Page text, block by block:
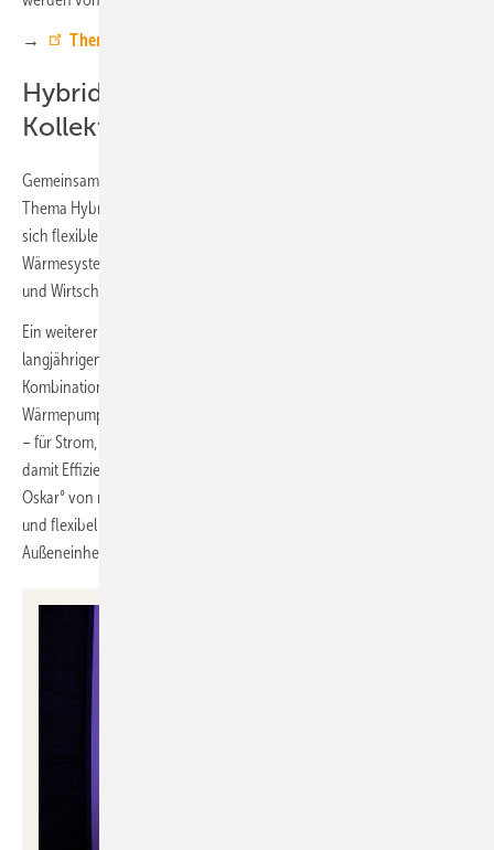
→ Themen, Termine und Anmeldung
Hybrides Heizen und PVT-
Kollektoren im Fokus
Gemeinsam mit der Firma Tyczka Energy wird ein neues Webinar zum
Thema Hybrides Heizen angeboten. Im Mittelpunkt steht dabei, wie
sich flexible Energieträger wie BioLPG intelligent mit modernen
Wärmesystemen kombinieren lassen – ein Ansatz, der Nachhaltigkeit
und Wirtschaftlichkeit miteinander verbindet.
Ein weiterer Programmpunkt ist das kooperative Seminar mit dem
langjährigen Partnerunternehmen Consolar. Hier steht die
Kombination aus PVT-Kollektoren von Consolar und ratiotherm
Wärmepumpen im Fokus. Diese Technik nutzt Sonnenenergie dreifach
– für Strom, Wärme und zusätzliche Energie aus der Luft – und steigert
damit Effizienz und Autarkie. In Verbindung mit dem Schichtspeicher
Oskar° von ratiotherm wird die erzeugte Energie optimal gespeichert
und flexibel nutzbar, was die Lösung auch für urbane Standorte ohne
Außeneinheiten attraktiv macht.